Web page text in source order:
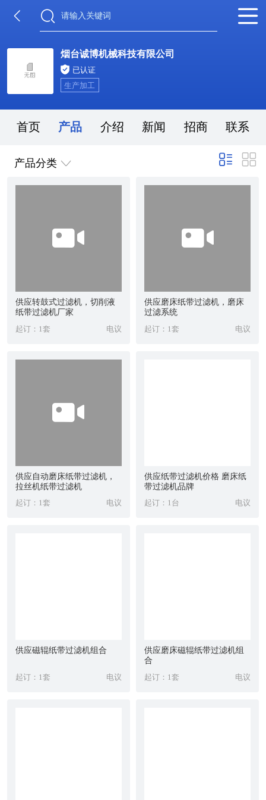
烟台诚博机械科技有限公司
已认证
生产加工
首页 产品 介绍 新闻 招商 联系
产品分类
供应转鼓式过滤机，切削液
纸带过滤机厂家
起订：1套 电议
供应磨床纸带过滤机，磨床
过滤系统
起订：1套 电议
供应自动磨床纸带过滤机，
拉丝机纸带过滤机
起订：1套 电议
供应纸带过滤机价格 磨床纸
带过滤机品牌
起订：1台 电议
供应磁辊纸带过滤机组合
起订：1套 电议
供应磨床磁辊纸带过滤机组
合
起订：1套 电议